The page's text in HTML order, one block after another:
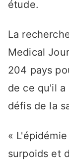
étude.
La
Medical
204 pays
de ce qu'il a
défis de la
«
surpoids et